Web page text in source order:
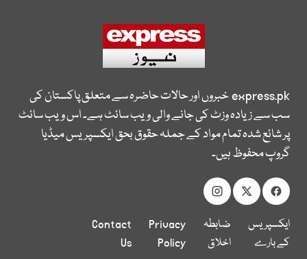
express.pkخبروں اور حالات حاضرہ سے متعلق پاکستان کی
سب سے زیادہ وزٹ کی جانے والی ویب سائٹ ہے۔ اس ویب سائٹ
پر شائع شدہ تمام مواد کے جملہ حقوق بحق ایکسپریس میڈیا
گروپ محفوظ ہیں۔
ایکسپریس
کے بارے
ضابطہ
اخلاق
Privacy
Policy
Contact
Us